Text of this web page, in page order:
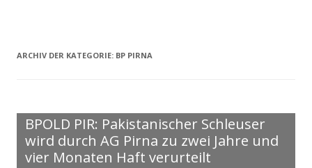
ARCHIV DER KATEGORIE: BP PIRNA
BPOLD PIR: Pakistanischer Schleuser
wird durch AG Pirna zu zwei Jahre und
vier Monaten Haft verurteilt